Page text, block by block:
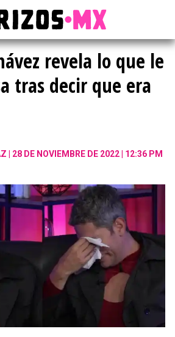
revela lo que le
tras decir que era
28 DE NOVIEMBRE DE 2022 | 12:36 PM